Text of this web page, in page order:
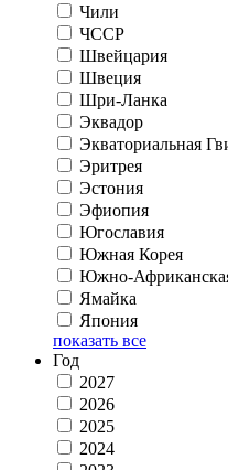
Чили
ЧССР
Швейцария
Швеция
Шри-Ланка
Эквадор
Экваториальная
Эритрея
Эстония
Эфиопия
Югославия
Южная Корея
Южно-
Ямайка
Япония
показать все
Год
2027
2026
2025
2024